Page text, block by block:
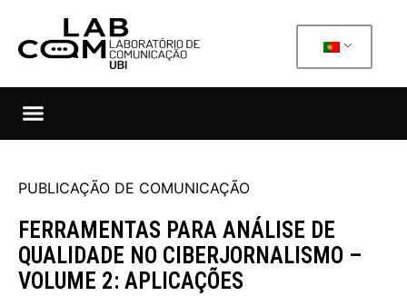
PUBLICAÇÃO DE COMUNICAÇÃO
FERRAMENTAS PARA ANÁLISE DE
QUALIDADE NO CIBERJORNALISMO –
VOLUME 2: APLICAÇÕES